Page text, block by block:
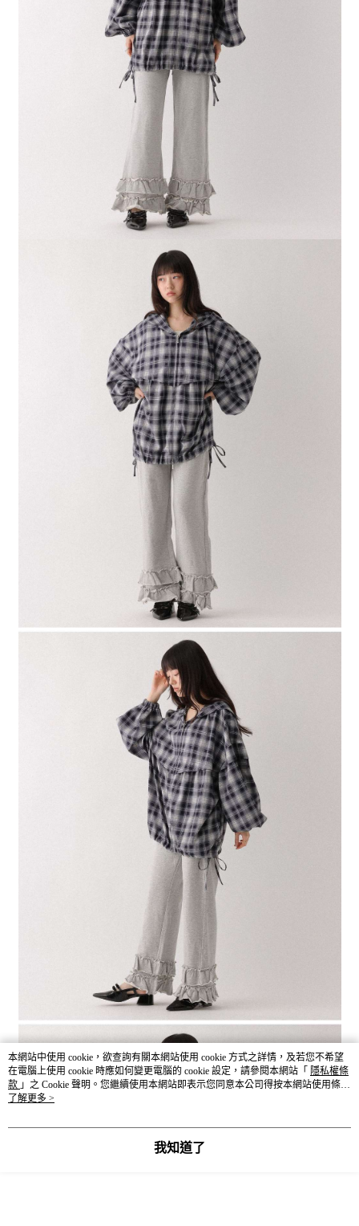
本網站中使用 cookie，欲查詢有關本網站使用 cookie 方式之詳情，及若您不希望
在電腦上使用 cookie 時應如何變更電腦的 cookie 設定，請參閱本網站「 隱私權條
款 」之 Cookie 聲明。您繼續使用本網站即表示您同意本公司得按本網站使用條款
之 Cookie 聲明使用 cookie。
了解更多 >
我知道了